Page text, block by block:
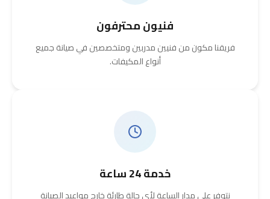
فنيون محترفون
فريقنا مكون من فنيين مدربين ومتخصصين في صيانة جميع
أنواع المكيفات.
خدمة 24 ساعة
نتوفر على مدار الساعة لأي حالة طارئة خارج مواعيد الصيانة